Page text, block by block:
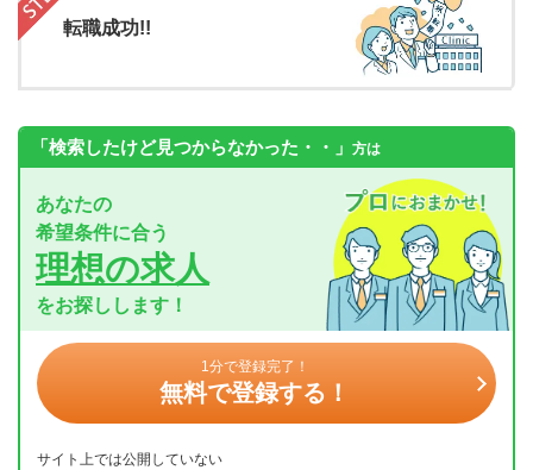
転職成功!!
「検索したけど見つからなかった・・」 方は
あなたの
希望条件に合う
理想の求人
をお探しします！
1分で登録完了！
無料で登録する！
サイト上では公開していない